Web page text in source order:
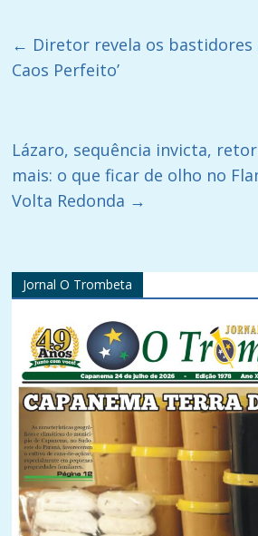
← Diretor revela os bastidores
Caos Perfeito’
Lázaro, sequência invicta,
mais: o que ficar de olho no
Volta Redonda →
Jornal O Trombeta